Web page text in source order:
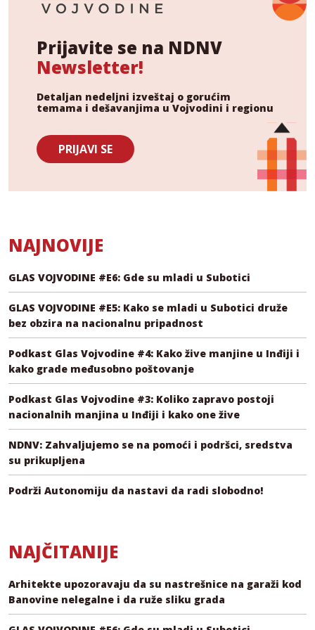
Prijavite se na NDNV
Newsletter!
Detaljan nedeljni izveštaj o gorućim
temama i dešavanjima u Vojvodini i regionu
PRIJAVI SE
NAJNOVIJE
GLAS VOJVODINE #E6: Gde su mladi u Subotici
GLAS VOJVODINE #E5: Kako se mladi u Subotici druže
bez obzira na nacionalnu pripadnost
Podkast Glas Vojvodine #4: Kako žive manjine u Inđiji i
kako grade međusobno poštovanje
Podkast Glas Vojvodine #3: Koliko zapravo postoji
nacionalnih manjina u Inđiji i kako one žive
NDNV: Zahvaljujemo se na pomoći i podršci, sredstva
su prikupljena
Podrži Autonomiju da nastavi da radi slobodno!
NAJČITANIJE
Arhitekte upozoravaju da su nastrešnice na garaži kod
Banovine nelegalne i da ruže sliku grada